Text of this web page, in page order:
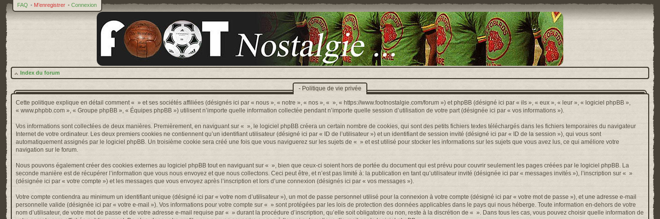
FAQ • M’enregistrer • Connexion
Index du forum
- Politique de vie privée
Cette politique explique en détail comment « » et ses sociétés affiliées (désignés ici par « nous », « notre », « nos », « », « https://www.footnostalgie.com/forum ») et phpBB (désigné ici par « ils », « eux », « leur », « logiciel phpBB »,
« www.phpbb.com », « Groupe phpBB », « Équipes phpBB ») utilisent n’importe quelle information collectée pendant n’importe quelle session d’utilisation de votre part (désignée ici par « vos informations »).
Vos informations sont collectées de deux manières. Premièrement, en naviguant sur « », le logiciel phpBB créera un certain nombre de cookies, qui sont des petits fichiers textes téléchargés dans les fichiers temporaires du navigateur
Internet de votre ordinateur. Les deux premiers cookies ne contiennent qu’un identifiant utilisateur (désigné ici par « ID de l’utilisateur ») et un identifiant de session invité (désigné ici par « ID de la session »), qui vous sont
automatiquement assignés par le logiciel phpBB. Un troisième cookie sera créé une fois que vous naviguerez sur les sujets de « » et est utilisé pour stocker les informations sur les sujets que vous avez lus, ce qui améliore votre
navigation sur le forum.
Nous pouvons également créer des cookies externes au logiciel phpBB tout en naviguant sur « », bien que ceux-ci soient hors de portée du document qui est prévu pour couvrir seulement les pages créées par le logiciel phpBB. La
seconde manière est de récupérer l’information que vous nous envoyez et que nous collectons. Ceci peut être, et n’est pas limité à: la publication en tant qu’utilisateur invité (désignée ici par « messages invités »), l’inscription sur « »
(désignée ici par « votre compte ») et les messages que vous envoyez après l’inscription et lors d’une connexion (désignés ici par « vos messages »).
Votre compte contiendra au minimum un identifiant unique (désigné ici par « votre nom d’utilisateur »), un mot de passe personnel utilisé pour la connexion à votre compte (désigné ici par « votre mot de passe »), et une adresse e-mail
personnelle valide (désignée ici par « votre e-mail »). Vos informations pour votre compte sur « » sont protégées par les lois de protection des données applicables dans le pays qui nous héberge. Toute information en-dehors de votre
nom d’utilisateur, de votre mot de passe et de votre adresse e-mail requise par « » durant la procédure d’inscription, qu’elle soit obligatoire ou non, reste à la discrétion de « ». Dans tous les cas, vous pouvez choisir quelle information de